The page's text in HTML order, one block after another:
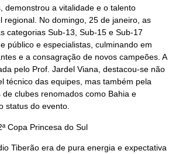
demonstrou a vitalidade e o talento
regional. No domingo, 25 de janeiro, as
categorias Sub-13, Sub-15 e Sub-17
público e especialistas, culminando em
e a consagração de novos campeões. A
pelo Prof. Jardel Viana, destacou-se não
técnico das equipes, mas também pela
clubes renomados como Bahia e
status do evento.
Copa Princesa do Sul
Tiberão era de pura energia e expectativa